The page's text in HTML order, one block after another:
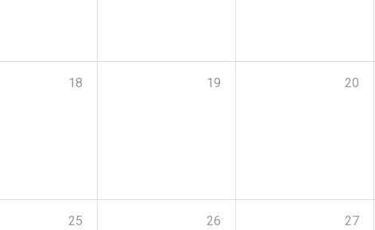
18 19 20
25 26 27